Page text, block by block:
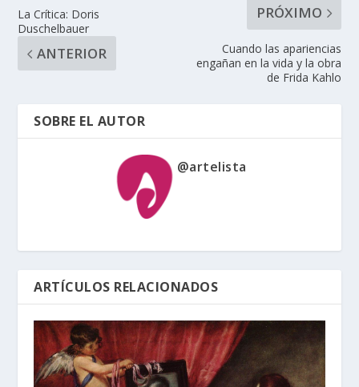
La Crítica: Doris
Duschelbauer
ANTERIOR
PRÓXIMO
Cuando las apariencias
engañan en la vida y la obra
de Frida Kahlo
SOBRE EL AUTOR
@artelista
ARTÍCULOS RELACIONADOS